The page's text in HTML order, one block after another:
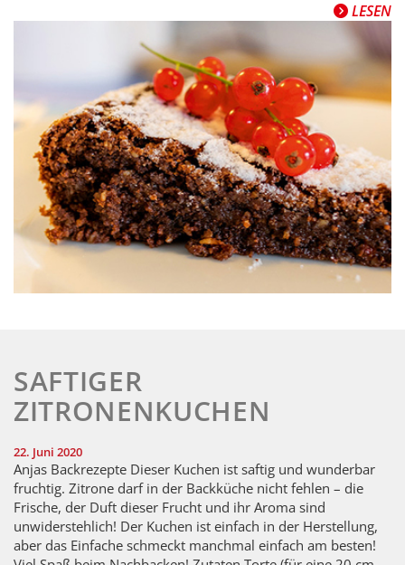
LESEN
SAFTIGER
ZITRONENKUCHEN
22. Juni 2020
Anjas Backrezepte Dieser Kuchen ist saftig und wunderbar
fruchtig. Zitrone darf in der Backküche nicht fehlen – die
Frische, der Duft dieser Frucht und ihr Aroma sind
unwiderstehlich! Der Kuchen ist einfach in der Herstellung,
aber das Einfache schmeckt manchmal einfach am besten!